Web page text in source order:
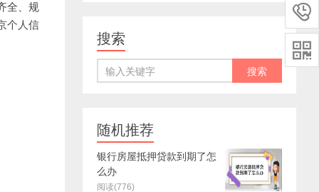
全、规
个人信
搜索
随机推荐
银行房屋抵押贷款到期了怎
么办
阅读(776)

